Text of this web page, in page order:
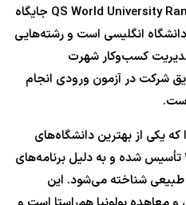
رتبه‌بندی‌های جهانی مانند QS World University Rankings جایگاه
انگلیسی است و رشته‌هایی
کسب‌وکار شهرت
شرکت در آزمون ورودی انجام
که یکی از بهترین دانشگاه‌های
دولتی ترکیه است که در سال ۱۹۵۶ تأسیس شده و به دلیل برنامه‌های
شناخته می‌شود. این